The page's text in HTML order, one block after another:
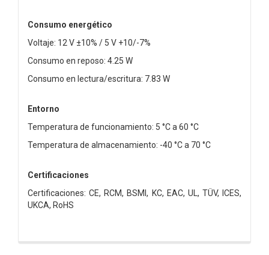
Consumo energético
Voltaje: 12 V ±10% / 5 V +10/-7%
Consumo en reposo: 4.25 W
Consumo en lectura/escritura: 7.83 W
Entorno
Temperatura de funcionamiento: 5 °C a 60 °C
Temperatura de almacenamiento: -40 °C a 70 °C
Certificaciones
Certificaciones: CE, RCM, BSMI, KC, EAC, UL, TÜV, ICES,
UKCA, RoHS